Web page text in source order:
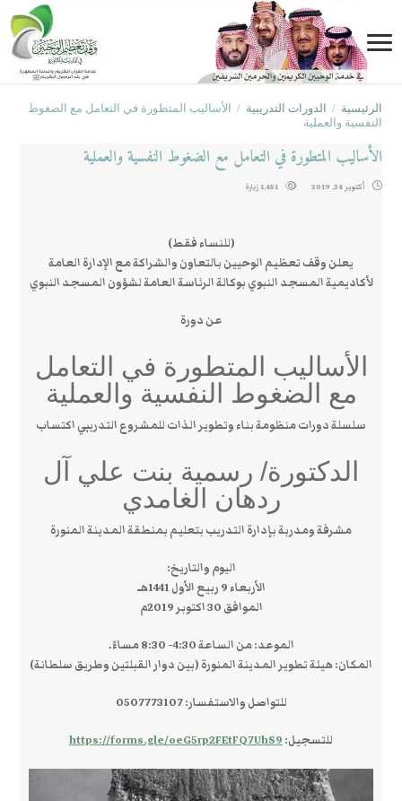
الرئيسية / الدورات التدريبية / الأساليب المتطورة في التعامل مع الضغوط
النفسية والعملية
الأساليب المتطورة في التعامل مع الضغوط النفسية والعملية
أكتوبر 24, 2019 1,451 زيارة
(للنساء فقط)
يعلن وقف تعظيم الوحيين بالتعاون والشراكة مع الإدارة العامة
لأكاديمية المسجد النبوي بوكالة الرئاسة العامة لشؤون المسجد النبوي
عن دورة
الأساليب المتطورة في التعامل
مع الضغوط النفسية والعملية
سلسلة دورات منظومة بناء وتطوير الذات للمشروع التدريبي اكتساب
الدكتورة/ رسمية بنت علي آل
ردهان الغامدي
مشرفة ومدربة بإدارة التدريب بتعليم بمنطقة المدينة المنورة
اليوم والتاريخ:
الأربعاء 9 ربيع الأول 1441هـ
الموافق 30 اكتوبر 2019م
الموعد: من الساعة 4:30- 8:30 مساءً.
المكان: هيئة تطوير المدينة المنورة (بين دوار القبلتين وطريق سلطانة)
للتواصل والاستفسار: 0507773107
للتسجيل: https://forms.gle/oeG5rp2FEtFQ7UhS9